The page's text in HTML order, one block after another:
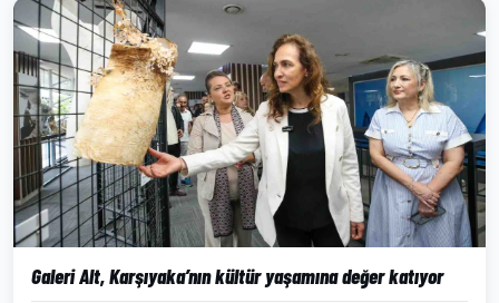
Galeri Alt, Karşıyaka’nın kültür yaşamına değer katıyor